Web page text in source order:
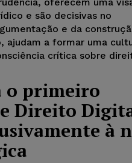
e são decisivas no
e da
ajudam a formar uma
crítica sobre
o primeiro
Direito
à